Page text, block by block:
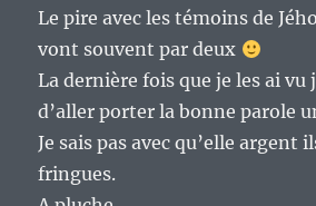
Le pire avec les témoins de
vont souvent par deux
La dernière fois que je les ai vu
d’aller porter la bonne parole
Je sais pas avec qu’elle argent
fringues.